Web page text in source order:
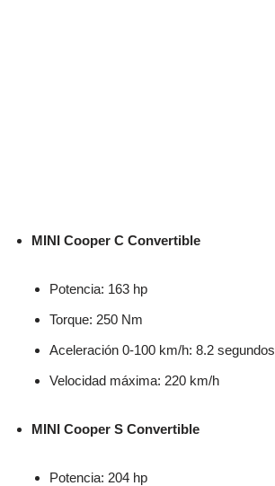
MINI Cooper C Convertible
Potencia: 163 hp
Torque: 250 Nm
Aceleración 0-100 km/h: 8.2 segundos
Velocidad máxima: 220 km/h
MINI Cooper S Convertible
Potencia: 204 hp